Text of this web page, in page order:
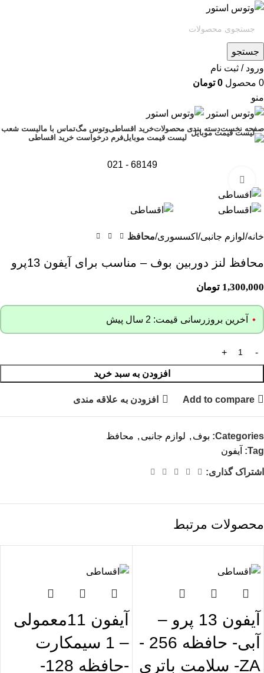
جستجو
ورود / ثبت نام
0 محصول 0 تومان
منو
صفحه نخستدسته بندی محصولاتخرید اقساطیوتوس مگتماس با مالیست شعب
لیست قیمت موبایلفرم درخواست خرید اقساطی
68149 - 021
خانه لوازم جانبی اکسسوری محافظ
محافظ لنز دوربین بوف – مناسب برای آیفون 13پرو
1,300,000 تومان
آخرین بروزرسانی قیمت: 2 سال پیش
افزودن به سبد خرید
Add to compare افزودن به علاقه مندی
Categories: بوف , لوازم جانبی , محافظ
Tag:
آیفون
اشتراک گذاری:
محصولات مرتبط
آیفون 13 پرو –
آبی- حافظه 256 -
ZA- سلامت باتری
آیفون 11معمولی
– 1 سیمکارت
-حافظه 128-